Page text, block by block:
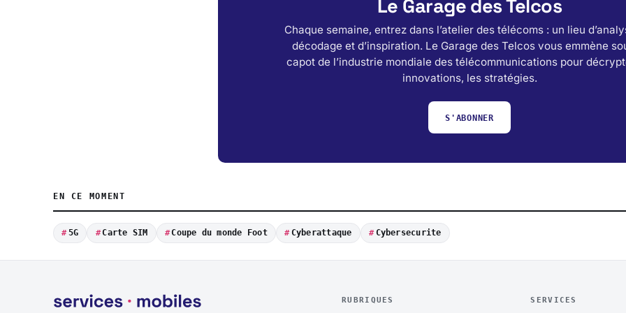
Le Garage des Telcos
Chaque semaine, entrez dans l’atelier des télécoms : un lieu
décodage et d’inspiration. Le Garage des Telcos vous emmène
capot de l’industrie mondiale des télécommunications pour
innovations, les stratégies.
S'ABONNER
EN CE MOMENT
5G Carte SIM Coupe du monde Foot Cyberattaque Cybersecurite
RUBRIQUES SERVICES